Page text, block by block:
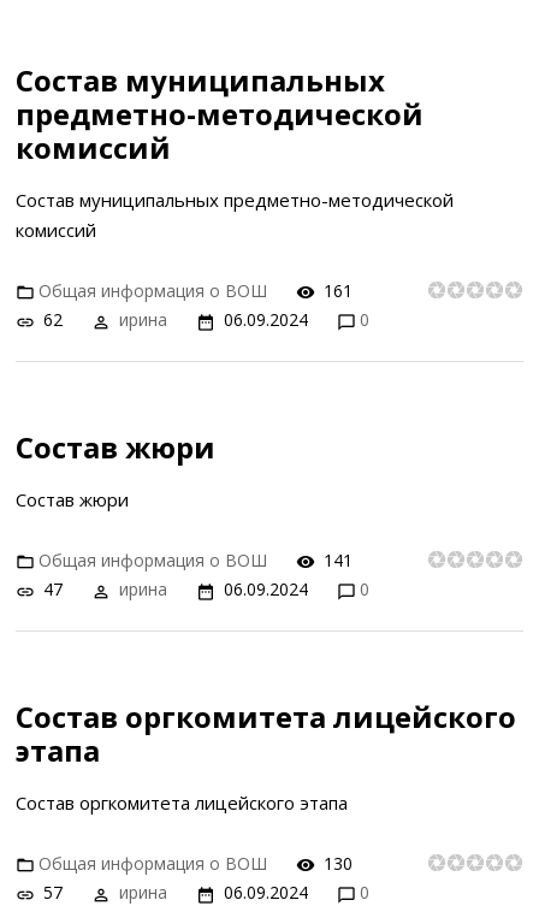
Состав муниципальных
предметно-методической
комиссий
Состав муниципальных предметно-методической
комиссий
Общая информация о ВОШ
161
62
ирина 06.09.2024 0
Состав жюри
Состав жюри
Общая информация о ВОШ
141
47
ирина 06.09.2024 0
Состав оргкомитета лицейского
этапа
Состав оргкомитета лицейского этапа
Общая информация о ВОШ
130
57
ирина 06.09.2024 0